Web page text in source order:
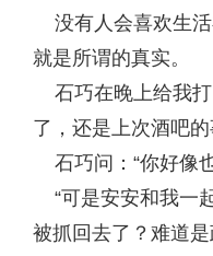
没有人会喜欢生活
就是所谓的真实。
石巧在晚上给我打
了，还是上次酒吧的
石巧问：“你好像
“可是安安和我一
被抓回去了？难道